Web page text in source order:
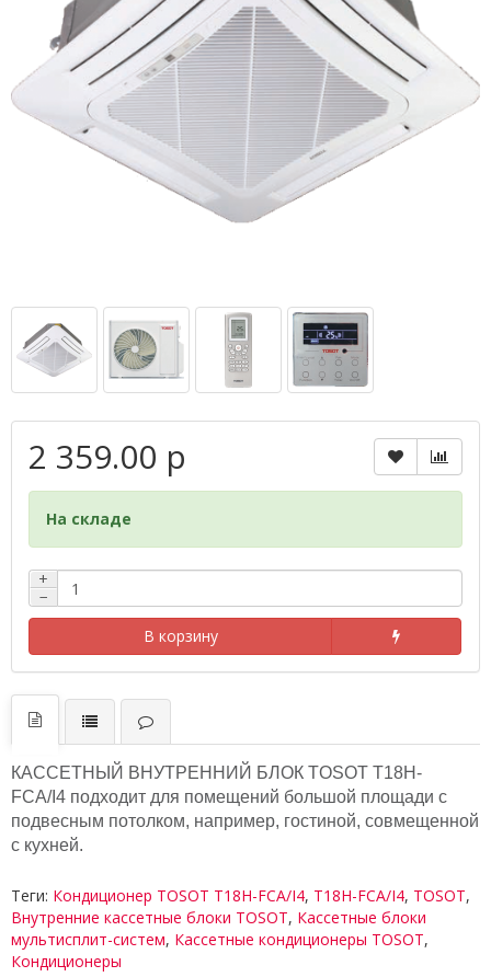
2 359.00 р
На складе
+
−
В корзину
КАССЕТНЫЙ ВНУТРЕННИЙ БЛОК TOSOT T18H-
FCA/I4 подходит для помещений большой площади с
подвесным потолком, например, гостиной, совмещенной
с кухней.
Теги: Кондиционер TOSOT T18H-FCA/I4, T18H-FCA/I4, TOSOT,
Внутренние кассетные блоки TOSOT, Кассетные блоки
мультисплит-систем, Кассетные кондиционеры TOSOT,
Кондиционеры